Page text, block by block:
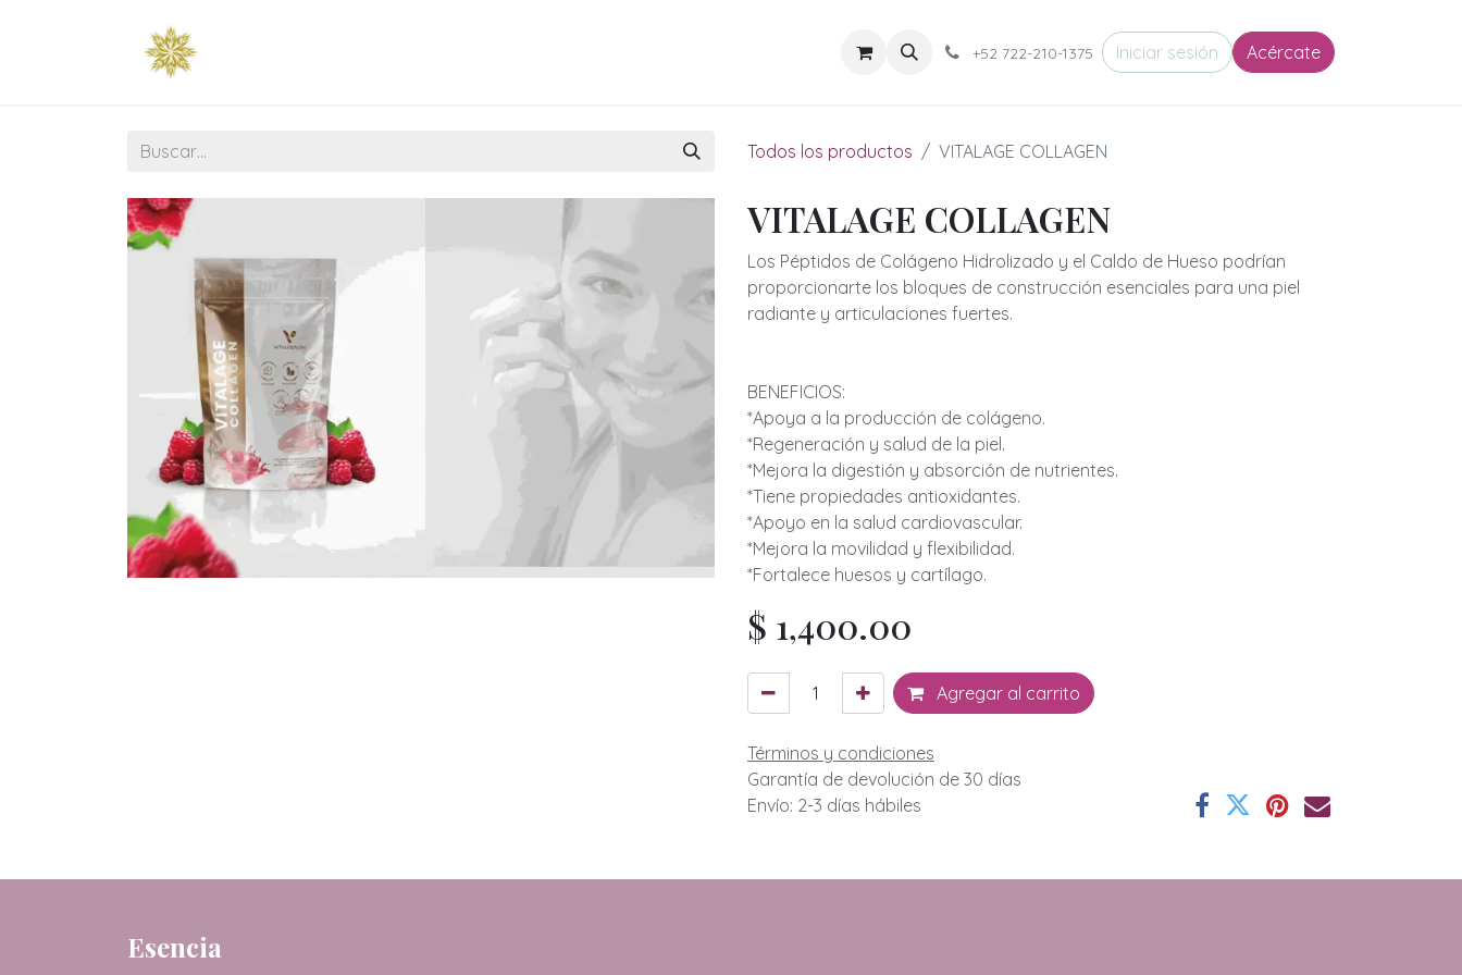
Cuerpo en Armonía Saberes en Movimiento Circulo de Almas Puertas de Entrada
+52 722-210-1375 Iniciar sesión Acércate
Todos los productos VITALAGE COLLAGEN
VITALAGE COLLAGEN
Los Péptidos de Colágeno Hidrolizado y el Caldo de Hueso podrían
proporcionarte los bloques de construcción esenciales para una piel
radiante y articulaciones fuertes.
BENEFICIOS:
*Apoya a la producción de colágeno.
*Regeneración y salud de la piel.
*Mejora la digestión y absorción de nutrientes.
*Tiene propiedades antioxidantes.
*Apoyo en la salud cardiovascular.
*Mejora la movilidad y flexibilidad.
*Fortalece huesos y cartílago.
$ 1,400.00
Agregar al carrito
Términos y condiciones
Garantía de devolución de 30 días
Envío: 2-3 días hábiles
Esencia